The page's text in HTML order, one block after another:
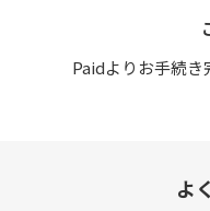
Paidよりお手続
よ